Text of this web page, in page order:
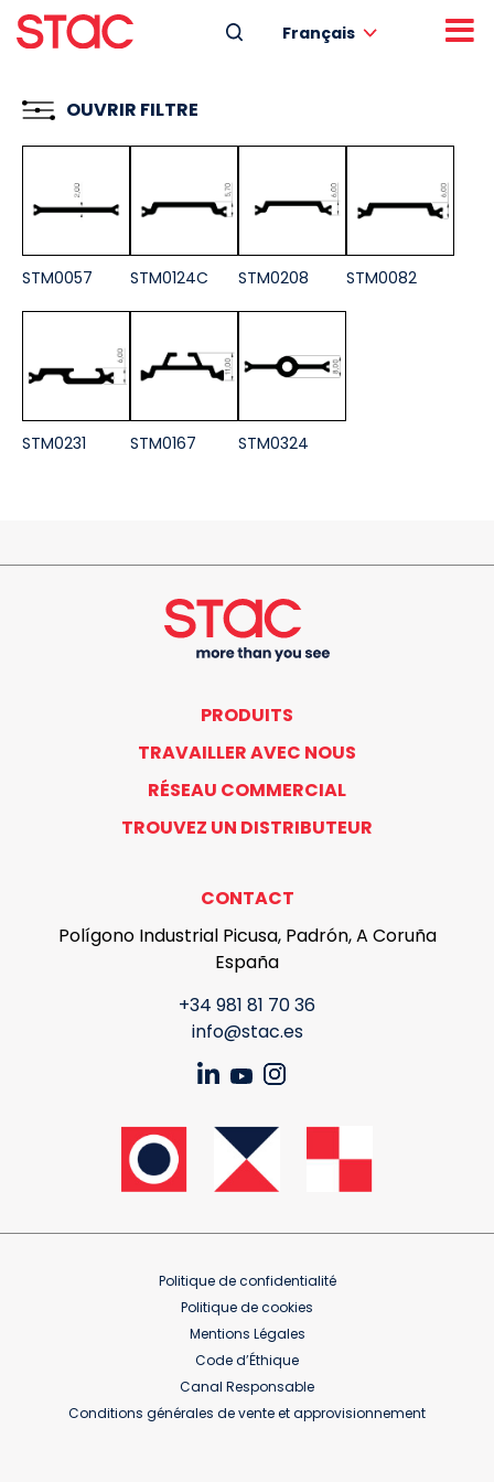
Français
OUVRIR FILTRE
STM0057 STM0124C STM0208 STM0082
STM0231 STM0167 STM0324
PRODUITS
TRAVAILLER AVEC NOUS
RÉSEAU COMMERCIAL
TROUVEZ UN DISTRIBUTEUR
CONTACT
Polígono Industrial Picusa, Padrón, A Coruña
España
+34 981 81 70 36
info@stac.es
Politique de confidentialité
Politique de cookies
Mentions Légales
Code d’Éthique
Canal Responsable
Conditions générales de vente et approvisionnement